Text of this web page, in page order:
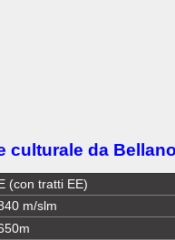
culturale da
(con tratti EE)
m/slm